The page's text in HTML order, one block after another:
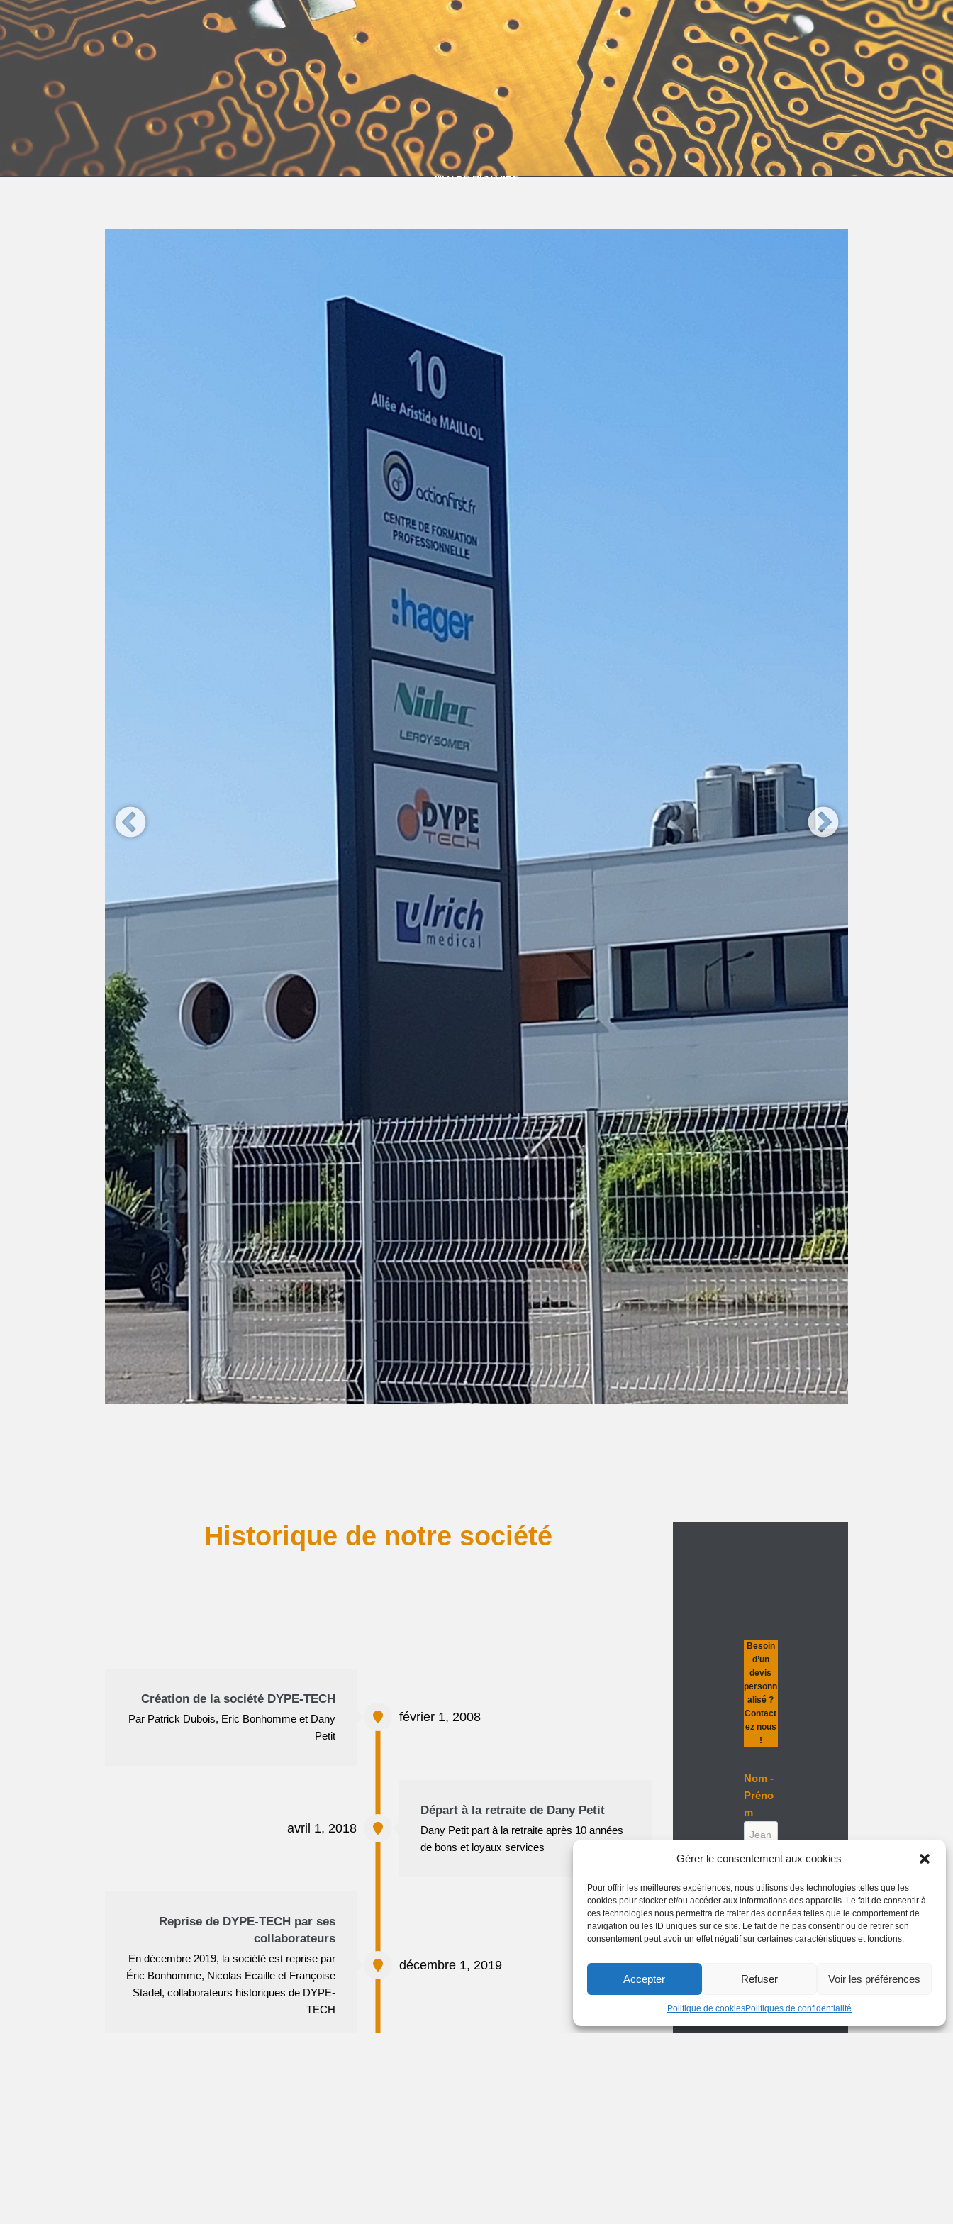
Gérer le consentement aux cookies
Pour offrir les meilleures expériences, nous utilisons des technologies telles que les
cookies pour stocker et/ou accéder aux informations des appareils. Le fait de consentir à
ces technologies nous permettra de traiter des données telles que le comportement de
navigation ou les ID uniques sur ce site. Le fait de ne pas consentir ou de retirer son
consentement peut avoir un effet négatif sur certaines caractéristiques et fonctions.
Accepter Refuser Voir les préférences
Politique de cookiesPolitiques de confidentialité
NOTRE HISTOIRE
Historique de notre société
Création de la société DYPE-TECH
Par Patrick Dubois, Eric Bonhomme et Dany
Petit
février 1, 2008
Départ à la retraite de Dany Petit
Dany Petit part à la retraite après 10 années
de bons et loyaux services
avril 1, 2018
Reprise de DYPE-TECH par ses
collaborateurs
En décembre 2019, la société est reprise par
Éric Bonhomme, Nicolas Ecaille et Françoise
Stadel, collaborateurs historiques de DYPE-
TECH
décembre 1, 2019
Besoin
d’un
devis
personn
alisé ?
Contact
ez nous
!
Nom -
Préno
m
rise
one